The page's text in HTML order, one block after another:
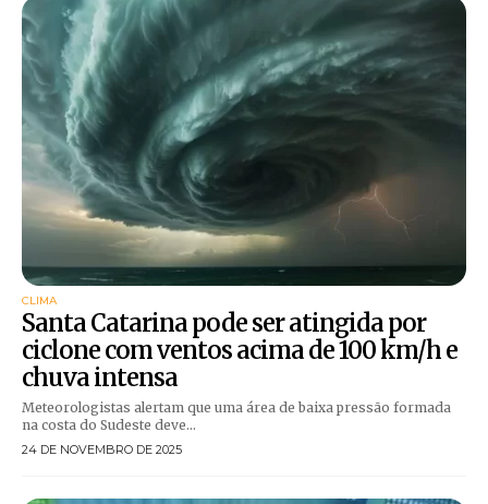
CLIMA
Santa Catarina pode ser atingida por
ciclone com ventos acima de 100 km/h e
chuva intensa
Meteorologistas alertam que uma área de baixa pressão formada
na costa do Sudeste deve...
24 DE NOVEMBRO DE 2025